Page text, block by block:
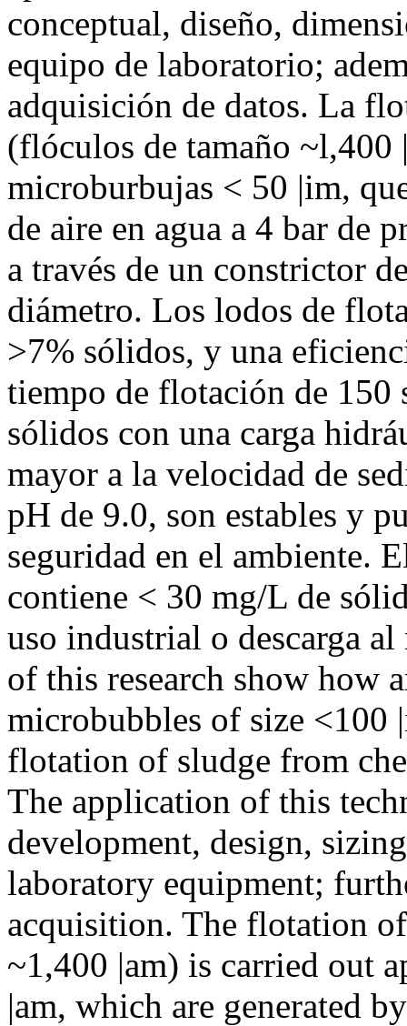
conceptual, diseño,
equipo de laboratorio;
adquisición de datos. La
(flóculos de tamaño ~l,400
microburbujas < 50 |im,
de aire en agua a 4 bar de
a través de un constrictor
diámetro. Los lodos de
>7% sólidos, y una
tiempo de flotación de 150
sólidos con una carga
mayor a la velocidad de
pH de 9.0, son estables y
seguridad en el ambiente.
contiene < 30 mg/L de
uso industrial o descarga
of this research show how
microbubbles of size
flotation of sludge from
The application of this
development, design,
laboratory equipment;
acquisition. The flotation
~1,400 |am) is carried out
|am, which are generated